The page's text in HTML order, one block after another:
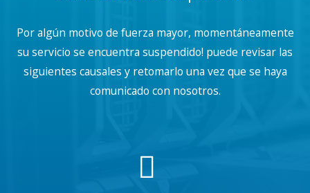
Por algún motivo de fuerza mayor, momentáneamente
su servicio se encuentra suspendido! puede revisar las
siguientes causales y retomarlo una vez que se haya
comunicado con nosotros.